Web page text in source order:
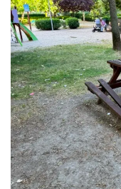
e
b
o
o
k
s
k
y